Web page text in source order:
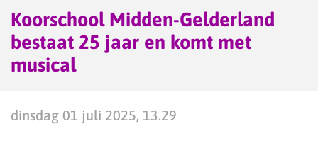
Koorschool Midden-Gelderland
bestaat 25 jaar en komt met
musical
dinsdag 01 juli 2025, 13.29